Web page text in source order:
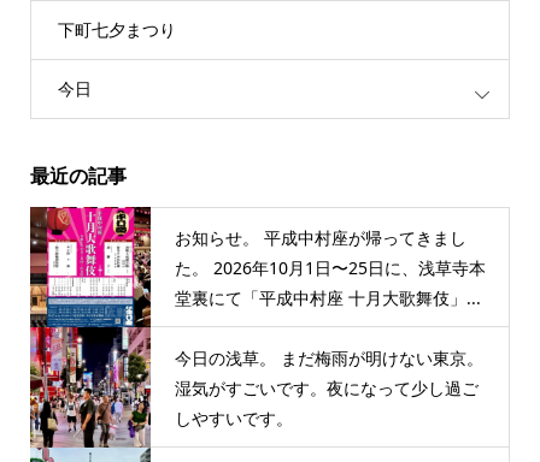
下町七夕まつり
今日
最近の記事
お知らせ。 平成中村座が帰ってきまし
た。 2026年10月1日〜25日に、浅草寺本
堂裏にて「平成中村座 十月大歌舞伎」...
今日の浅草。 まだ梅雨が明けない東京。
湿気がすごいです。夜になって少し過ご
しやすいです。